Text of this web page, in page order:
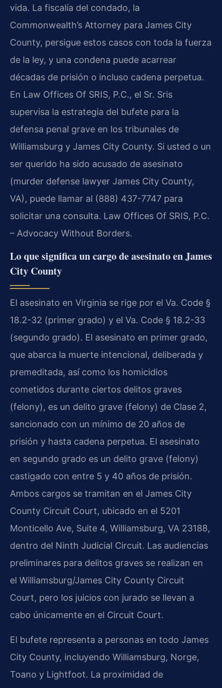
vida. La fiscalía del condado, la
Commonwealth’s Attorney para James City
County, persigue estos casos con toda la fuerza
de la ley, y una condena puede acarrear
décadas de prisión o incluso cadena perpetua.
En Law Offices Of SRIS, P.C., el Sr. Sris
supervisa la estrategia del bufete para la
defensa penal grave en los tribunales de
Williamsburg y James City County. Si usted o un
ser querido ha sido acusado de asesinato
(murder defense lawyer James City County,
VA), puede llamar al (888) 437-7747 para
solicitar una consulta. Law Offices Of SRIS, P.C.
– Advocacy Without Borders.
Lo que significa un cargo de asesinato en James
City County
El asesinato en Virginia se rige por el Va. Code §
18.2-32 (primer grado) y el Va. Code § 18.2-33
(segundo grado). El asesinato en primer grado,
que abarca la muerte intencional, deliberada y
premeditada, así como los homicidios
cometidos durante ciertos delitos graves
(felony), es un delito grave (felony) de Clase 2,
sancionado con un mínimo de 20 años de
prisión y hasta cadena perpetua. El asesinato
en segundo grado es un delito grave (felony)
castigado con entre 5 y 40 años de prisión.
Ambos cargos se tramitan en el James City
County Circuit Court, ubicado en el 5201
Monticello Ave, Suite 4, Williamsburg, VA 23188,
dentro del Ninth Judicial Circuit. Las audiencias
preliminares para delitos graves se realizan en
el Williamsburg/James City County Circuit
Court, pero los juicios con jurado se llevan a
cabo únicamente en el Circuit Court.
El bufete representa a personas en todo James
City County, incluyendo Williamsburg, Norge,
Toano y Lightfoot. La proximidad de